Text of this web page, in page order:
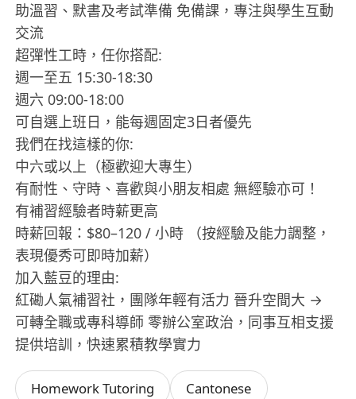
助溫習、默書及考試準備 免備課，專注與學生互動
交流
超彈性工時，任你搭配:
週一至五 15:30-18:30
週六 09:00-18:00
可自選上班日，能每週固定3日者優先
我們在找這樣的你:
中六或以上（極歡迎大專生）
有耐性、守時、喜歡與小朋友相處 無經驗亦可！
有補習經驗者時薪更高
時薪回報：$80–120 / 小時 （按經驗及能力調整，
表現優秀可即時加薪）
加入藍豆的理由:
紅磡人氣補習社，團隊年輕有活力 晉升空間大 →
可轉全職或專科導師 零辦公室政治，同事互相支援
提供培訓，快速累積教學實力
Homework Tutoring
Cantonese